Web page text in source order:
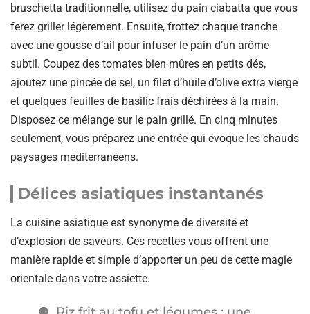
bruschetta traditionnelle, utilisez du pain ciabatta que vous
ferez griller légèrement. Ensuite, frottez chaque tranche
avec une gousse d’ail pour infuser le pain d’un arôme
subtil. Coupez des tomates bien mûres en petits dés,
ajoutez une pincée de sel, un filet d’huile d’olive extra vierge
et quelques feuilles de basilic frais déchirées à la main.
Disposez ce mélange sur le pain grillé. En cinq minutes
seulement, vous préparez une entrée qui évoque les chauds
paysages méditerranéens.
Délices asiatiques instantanés
La cuisine asiatique est synonyme de diversité et
d’explosion de saveurs. Ces recettes vous offrent une
manière rapide et simple d’apporter un peu de cette magie
orientale dans votre assiette.